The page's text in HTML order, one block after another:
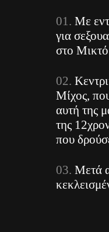
Με
για
στο
Μίχος,
αυτή της
της
που
Μετά